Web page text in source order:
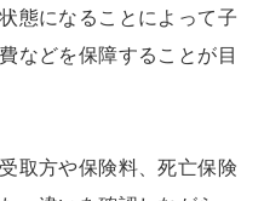
態になることによって子
などを保障することが目
取方や保険料、死亡保険